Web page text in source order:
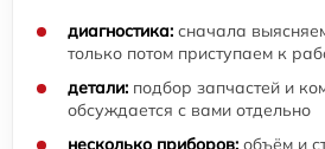
диагностика: сначала
только потом приступаем к
детали: подбор запчастей и
обсуждается с вами отдельно
несколько приборов: объём и